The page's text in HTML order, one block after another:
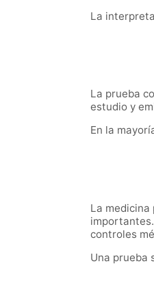
La
La prueba
estudio y
En la
La
controles
Una prueba